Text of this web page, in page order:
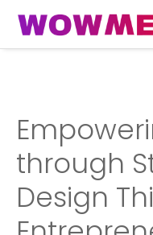
through
Design